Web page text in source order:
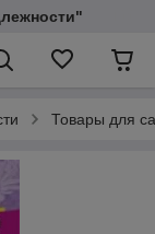
Товары для